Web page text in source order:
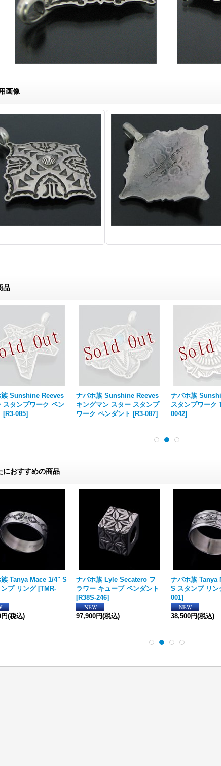
画像
品
族 Sunshine Reeves
スタンプワーク ペン
[R3-085]
ナバホ族 Sunshine Reeves
キングマン スター スタンプ
ワーク ペンダント [R3-087]
ナバホ族
スタンプワーク
0042]
におすすめの商品
Tanya Mace 1/4" S
プ リング [TMR-
(税込)
ナバホ族 Lyle Secatero フ
ラワー キューブ ペンダント
[R38S-246]
97,900円(税込)
ナバホ族 Tanya
S スタンプ リン
001]
38,500円(税込)